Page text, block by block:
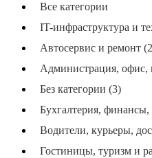
Все категории
IT-инфраструктура и
Автосервис и ремонт
Администрация, офис,
Без категории (3)
Бухгалтерия, финансы,
Водители, курьеры,
Гостиницы, туризм и